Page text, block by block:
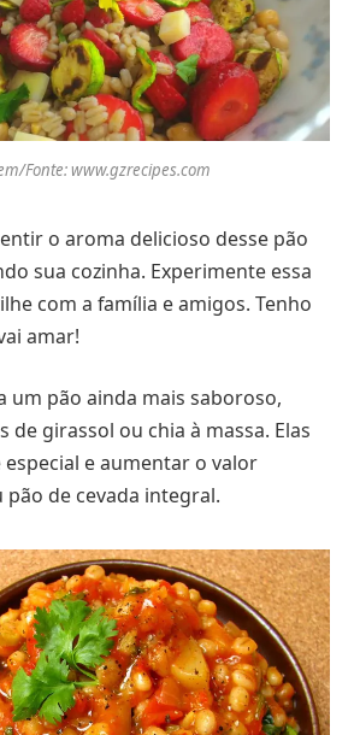
Fonte: www.gzrecipes.com
o aroma delicioso desse pão
sua cozinha. Experimente essa
com a família e amigos. Tenho
amar!
um pão ainda mais saboroso,
de girassol ou chia à massa. Elas
e aumentar o valor
de cevada integral.